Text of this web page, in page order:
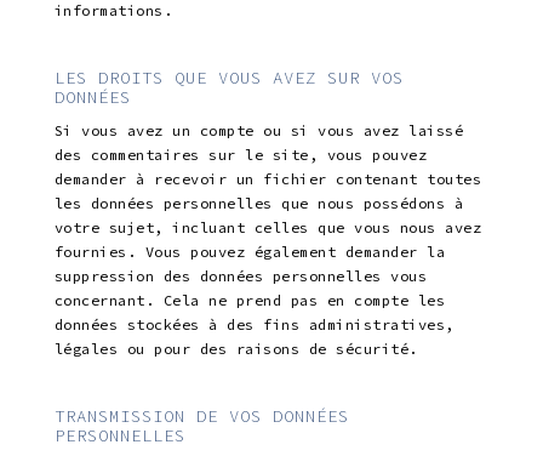
informations.
LES DROITS QUE VOUS AVEZ SUR VOS
DONNÉES
Si vous avez un compte ou si vous avez laissé
des commentaires sur le site, vous pouvez
demander à recevoir un fichier contenant toutes
les données personnelles que nous possédons à
votre sujet, incluant celles que vous nous avez
fournies. Vous pouvez également demander la
suppression des données personnelles vous
concernant. Cela ne prend pas en compte les
données stockées à des fins administratives,
légales ou pour des raisons de sécurité.
TRANSMISSION DE VOS DONNÉES
PERSONNELLES